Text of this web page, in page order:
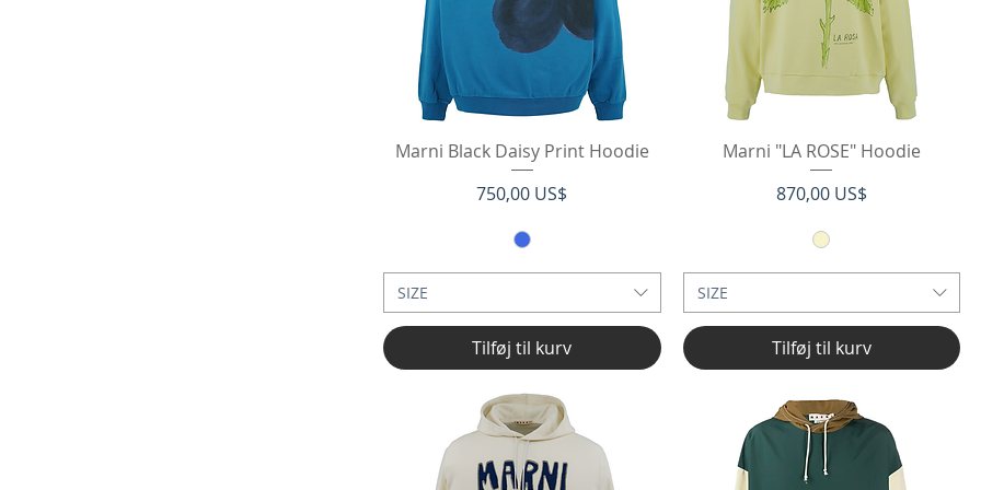
Hurtigvisning
Marni Black Daisy Print Hoodie
Pris
750,00 US$
SIZE
Tilføj til kurv
Hurtigvisning
Marni "LA ROSE" Hoodie
Pris
870,00 US$
SIZE
Tilføj til kurv